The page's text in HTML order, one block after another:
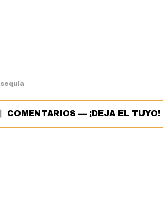
sequía
COMENTARIOS — ¡DEJA EL TUYO!